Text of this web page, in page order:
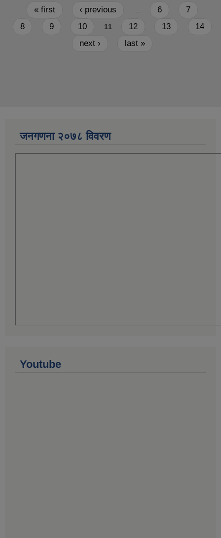
Pages
« first ‹ previous 6
7
8
9 10 11 12 13
14
next ›
last »
जनगणना २०७८ विवरण
Youtube